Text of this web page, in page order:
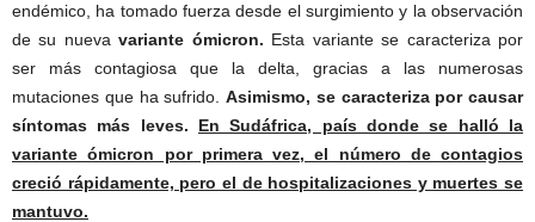
endémico, ha tomado fuerza desde el surgimiento y la observación
de su nuevavariante ómicron. Esta variante se caracteriza por
ser más contagiosa que la delta, gracias a las numerosas
mutaciones que ha sufrido. Asimismo, se caracteriza por causar
síntomas más leves.
En Sudáfrica, país donde se halló la
variante ómicron por primera vez, el número de contagios
creció rápidamente, pero el de hospitalizaciones y muertes se
mantuvo.